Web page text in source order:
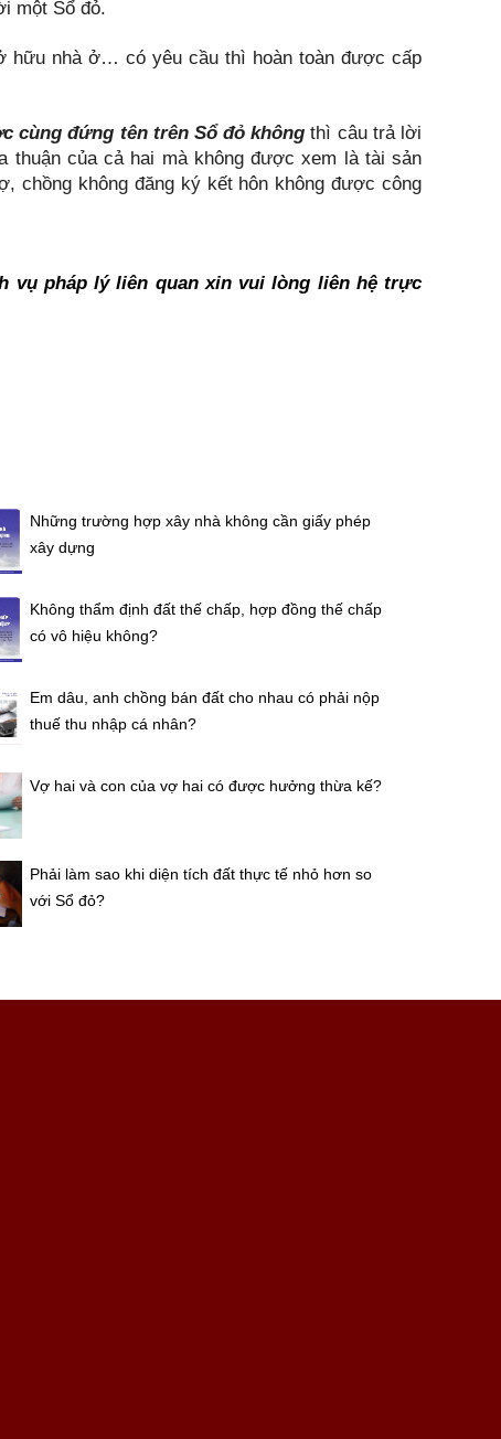
một Sổ đỏ.
hữu nhà ở… có yêu cầu thì hoàn toàn được cấp
cùng đứng tên trên Sổ đỏ khôngthì câu trả lời
của cả hai mà không được xem là tài sản
chồng không đăng ký kết hôn không được công
vụ pháp lý liên quan xin vui lòng liên hệ trực
Những trường hợp xây nhà không cần giấy phép
xây dựng
Không thẩm định đất thế chấp, hợp đồng thế chấp
có vô hiệu không?
Em dâu, anh chồng bán đất cho nhau có phải nộp
thuế thu nhập cá nhân?
Vợ hai và con của vợ hai có được hưởng thừa kế?
Phải làm sao khi diện tích đất thực tế nhỏ hơn so
với Sổ đỏ?